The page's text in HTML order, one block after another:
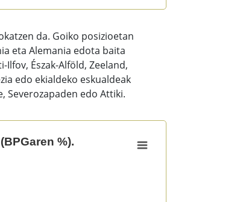
da. Goiko posizioetan
eta Alemania edota baita
Észak-Alföld, Zeeland,
edo ekialdeko eskualdeak
Severozapaden edo Attiki.
%).
%).